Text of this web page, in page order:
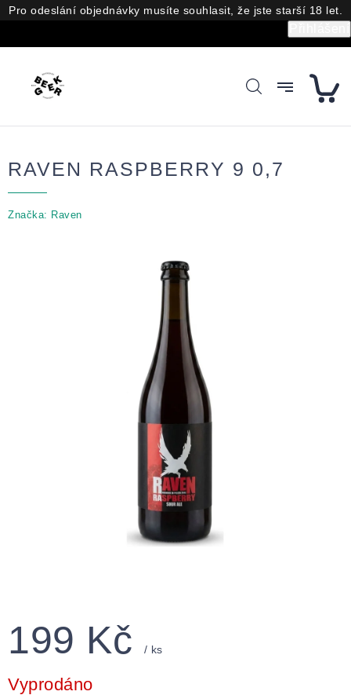
Přejít
na
Pro odeslání objednávky musíte souhlasit, že jste starší 18 let.
RAVEN RASPBERRY 9 0,7
Značka: Raven
199 Kč / ks
cena:
Vyprodáno